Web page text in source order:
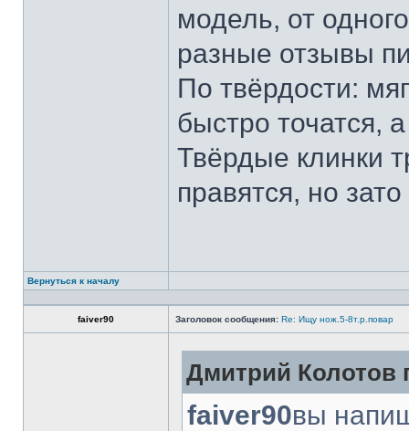
модель, от
разные отзывы
По твёрдости:
быстро точатся,
Твёрдые клинки
правятся, но
Вернуться к началу
faiver90 Заголовок сообщения: Re: Ищу нож.5-8т.р.повар
Дмитрий Колотов
faiver90вы